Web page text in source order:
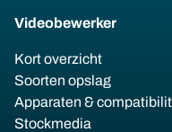
Videobewerker
Kort overzicht
Soorten opslag
Apparaten &
Stockmedia